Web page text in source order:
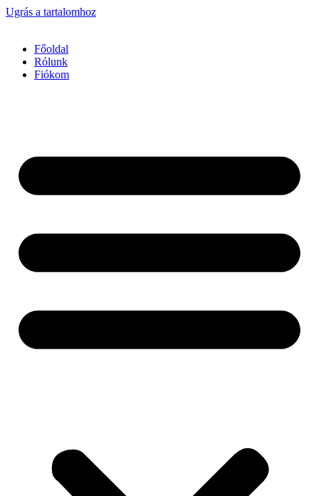
Ugrás a tartalomhoz
Főoldal
Rólunk
Fiókom